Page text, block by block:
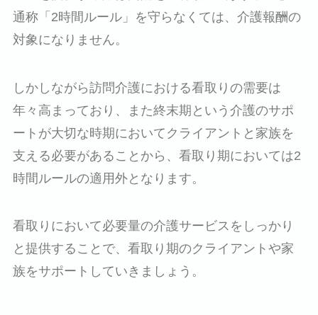
通称「2時間ルール」を守らなくては、介護報酬の
対象になりません。
しかしながら訪問介護における看取りの需要は
年々高まっており、また終末期という介護のサポ
ートが大切な時期においてクライアントと家族を
支える必要があることから、看取り期においては2
時間ルールの適用外となります。
看取りにおいて必要量の介護サービスをしっかり
と提供することで、看取り期のクライアントや家
族をサポートしていきましょう。